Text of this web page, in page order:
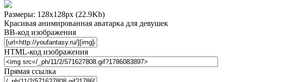
Размеры: 128x128px (22.9Kb)
Красивая анимированная аватарка для девушек
BB-код изображения
HTML-код изображения
Прямая ссылка